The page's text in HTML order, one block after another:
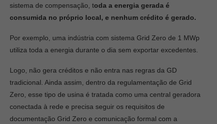
sistema de compensação, toda a energia gerada é
consumida no próprio local, e nenhum crédito é gerado.
Por exemplo, uma indústria com sistema Grid Zero de 1 MWp
utiliza toda a energia durante o dia sem exportar excedentes.
Logo, não gera créditos e não entra nas regras da GD
tradicional. Ainda assim, dentro da regulamentação de Grid
Zero, esse tipo de usina é tratada como uma central geradora
conectada à rede e precisa seguir os requisitos de
documentação Grid Zero e comunicação formal com a